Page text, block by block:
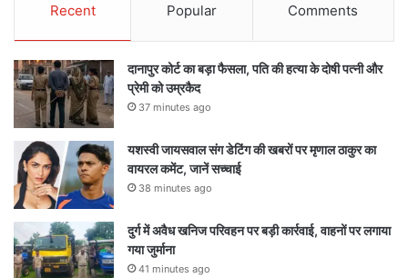
Recent Popular Comments
दानापुर कोर्ट का बड़ा फैसला, पति की हत्या के दोषी पत्नी और
प्रेमी को उम्रकैद
37 minutes ago
यशस्वी जायसवाल संग डेटिंग की खबरों पर मृणाल ठाकुर का
वायरल कमेंट, जानें सच्चाई
38 minutes ago
दुर्ग में अवैध खनिज परिवहन पर बड़ी कार्रवाई, वाहनों पर लगाया
गया जुर्माना
41 minutes ago